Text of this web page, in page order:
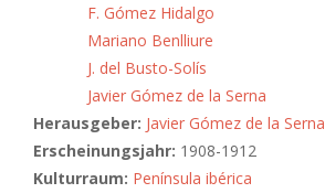
F. Gómez Hidalgo
Mariano Benlliure
J. del Busto-Solís
Javier Gómez de la Serna
Herausgeber: Javier Gómez de la Serna
Erscheinungsjahr: 1908-1912
Kulturraum: Península ibérica